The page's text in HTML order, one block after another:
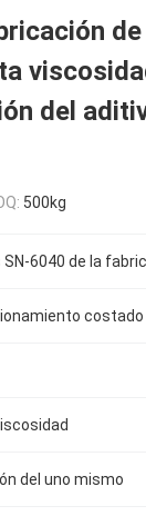
de
del
500kg
costado
del uno mismo